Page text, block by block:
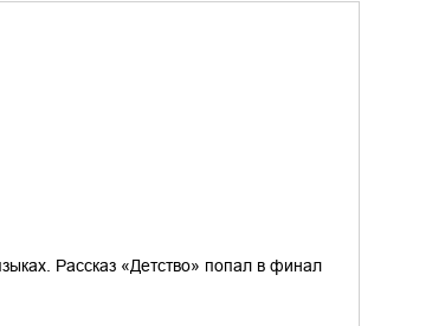
Рассказ «Детство» попал в финал